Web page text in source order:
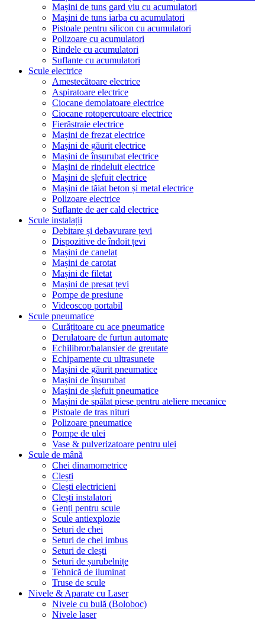
Mașini de tuns gard viu cu acumulatori
Mașini de tuns iarba cu acumulatori
Pistoale pentru silicon cu acumulatori
Polizoare cu acumulatori
Rindele cu acumulatori
Suflante cu acumulatori
Scule electrice
Amestecătoare electrice
Aspiratoare electrice
Ciocane demolatoare electrice
Ciocane rotopercutoare electrice
Fierăstraie electrice
Mașini de frezat electrice
Mașini de găurit electrice
Mașini de înșurubat electrice
Mașini de rindeluit electrice
Mașini de șlefuit electrice
Mașini de tăiat beton și metal electrice
Polizoare electrice
Suflante de aer cald electrice
Scule instalații
Debitare și debavurare țevi
Dispozitive de îndoit țevi
Mașini de canelat
Mașini de carotat
Mașini de filetat
Mașini de presat țevi
Pompe de presiune
Videoscop portabil
Scule pneumatice
Curățitoare cu ace pneumatice
Derulatoare de furtun automate
Echilibror/balansier de greutate
Echipamente cu ultrasunete
Mașini de găurit pneumatice
Mașini de înșurubat
Mașini de șlefuit pneumatice
Mașini de spălat piese pentru ateliere mecanice
Pistoale de tras nituri
Polizoare pneumatice
Pompe de ulei
Vase & pulverizatoare pentru ulei
Scule de mână
Chei dinamometrice
Clești
Clești electricieni
Clești instalatori
Genți pentru scule
Scule antiexplozie
Seturi de chei
Seturi de chei imbus
Seturi de clești
Seturi de șurubelnițe
Tehnică de iluminat
Truse de scule
Nivele & Aparate cu Laser
Nivele cu bulă (Boloboc)
Nivele laser